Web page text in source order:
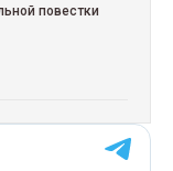
повестки